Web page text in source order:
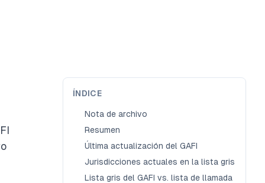
ÍNDICE
Nota de archivo
Resumen
Última actualización del GAFI
Jurisdicciones actuales en la lista gris
Lista gris del GAFI vs. lista de llamada